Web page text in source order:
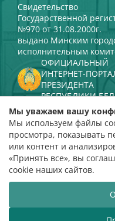
Свидетельство
Государственной
№970 от 31.08.2000г.
выдано Минским
исполнительным
ОФИЦИАЛЬНЫЙ
ИНТЕРНЕТ-
ПРЕЗИДЕНТА
РЕСПУБЛИКИ
МИНИСТЕРСТВО
РЕСПУБЛИКИ
ПОРТАЛ
РЕЙТИНГОВОЙ
оценка 4,9
на основании 112
Мы уважаем вашу
Мы используем файлы
просмотра, показывать
или контент и
«Принять все», вы
cookie наших сайтов.